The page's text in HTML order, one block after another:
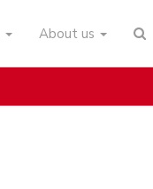
About us